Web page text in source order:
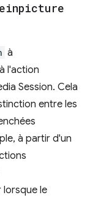
à
l'action
Session. Cela
entre les
à partir d'un
lorsque le